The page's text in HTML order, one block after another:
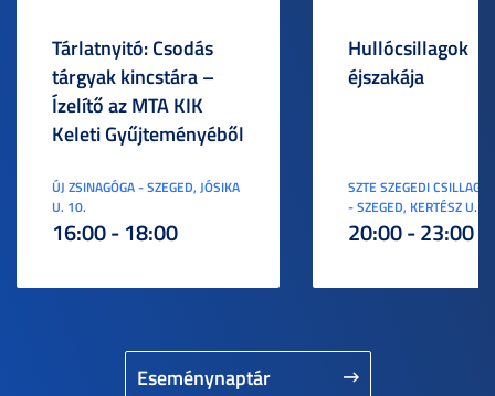
Eseménynaptár
Tárlatnyitó: Csodás
tárgyak kincstára –
Ízelítő az MTA KIK
Keleti Gyűjteményéből
ÚJ ZSINAGÓGA - SZEGED, JÓSIKA
U. 10.
16:00 - 18:00
Hullócsillagok
éjszakája
SZTE SZEGEDI
- SZEGED, KERTÉSZ U. 3.
20:00 - 23:00